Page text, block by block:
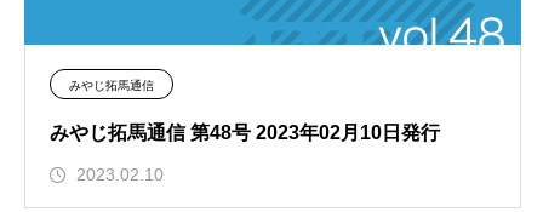
みやじ拓馬通信
みやじ拓馬通信 第48号 2023年02月10日発行
2023.02.10